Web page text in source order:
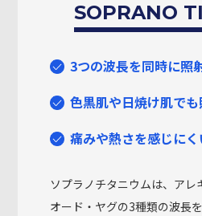
SOPRANO
3つの波長を同時に照
色黒肌や日焼け肌で
痛みや熱さを感じにく
ソプラノチタニウムは、アレ
オード・ヤグの3種類の波長